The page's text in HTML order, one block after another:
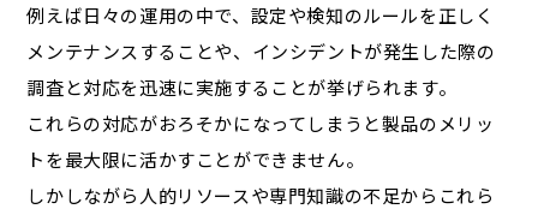
例えば日々の運用の中で、設定や検知のルールを正しく
メンテナンスすることや、インシデントが発生した際の
調査と対応を迅速に実施することが挙げられます。
これらの対応がおろそかになってしまうと製品のメリッ
トを最大限に活かすことができません。
しかしながら人的リソースや専門知識の不足からこれら